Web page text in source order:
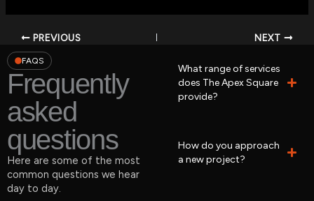
PREVIOUS NEXT
FAQS
Frequently
asked
questions
Here are some of the most
common questions we hear
day to day.
What range of services
does The Apex Square
provide?
How do you approach
a new project?